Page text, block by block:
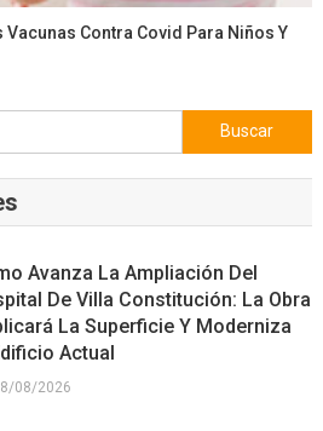
Vacunas Contra Covid Para Niños Y
Buscar:
Avanza La Ampliación Del
De Villa Constitución: La Obra
La Superficie Y Moderniza
Actual
08/2026